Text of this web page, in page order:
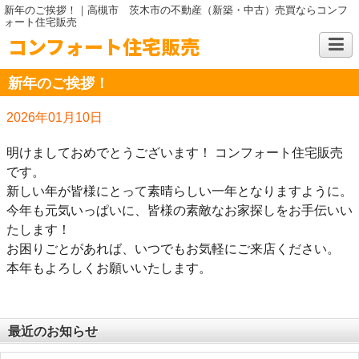
新年のご挨拶！｜高槻市 茨木市の不動産（新築・中古）売買ならコンフ
ォート住宅販売
コンフォート住宅販売
新年のご挨拶！
2026年01月10日
明けましておめでとうございます！ コンフォート住宅販売
です。
新しい年が皆様にとって素晴らしい一年となりますように。
今年も元気いっぱいに、皆様の素敵なお家探しをお手伝いい
たします！
お困りごとがあれば、いつでもお気軽にご来店ください。
本年もよろしくお願いいたします。
最近のお知らせ